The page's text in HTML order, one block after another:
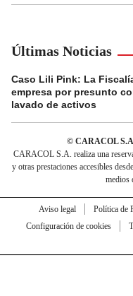
Últimas Noticias
Caso Lili Pink: La
empresa por presunto
lavado de activos
© CARACOL
CARACOL S.A. realiza una
y otras prestaciones accesibles
medios
Aviso legal Política de
Configuración de cookies